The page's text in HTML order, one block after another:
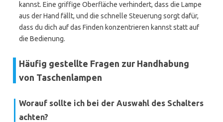
kannst. Eine griffige Oberfläche verhindert, dass die Lampe
aus der Hand fällt, und die schnelle Steuerung sorgt dafür,
dass du dich auf das Finden konzentrieren kannst statt auf
die Bedienung.
Häufig gestellte Fragen zur Handhabung
von Taschenlampen
Worauf sollte ich bei der Auswahl des Schalters
achten?